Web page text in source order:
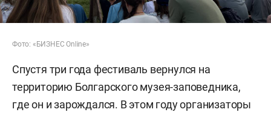
Фото: «БИЗНЕС Online»
Спустя три года фестиваль вернулся на
территорию Болгарского музея-заповедника,
где он и зарождался. В этом году организаторы